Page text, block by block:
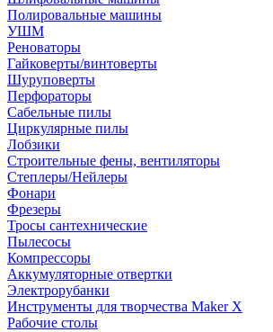
Полировальные машины
УШМ
Реноваторы
Гайковерты/винтоверты
Шуруповерты
Перфораторы
Сабельные пилы
Циркулярные пилы
Лобзики
Строительные фены, вентиляторы
Степлеры/Нейлеры
Фонари
Фрезеры
Тросы сантехнические
Пылесосы
Компрессоры
Аккумуляторные отвертки
Электрорубанки
Инструменты для творчества Maker X
Рабочие столы